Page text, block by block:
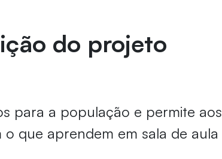
do projeto
para a população e permite aos
que aprendem em sala de aula